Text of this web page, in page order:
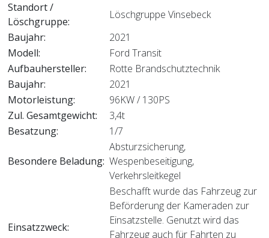
Standort /
Löschgruppe:
Löschgruppe Vinsebeck
Baujahr:
2021
Modell:
Ford Transit
Aufbauhersteller:
Rotte Brandschutztechnik
Baujahr:
2021
Motorleistung:
96KW / 130PS
Zul. Gesamtgewicht:
3,4t
Besatzung:
1/7
Besondere Beladung:
Absturzsicherung,
Wespenbeseitigung,
Verkehrsleitkegel
Einsatzzweck:
Beschafft wurde das Fahrzeug zur
Beförderung der Kameraden zur
Einsatzstelle. Genutzt wird das
Fahrzeug auch für Fahrten zu